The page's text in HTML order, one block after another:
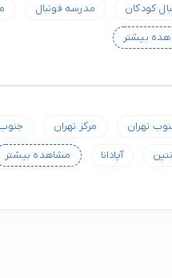
کودکان مدرسه فوتبال
بیشتر
تهران مرکز تهران
آپادانا مشاهده بیشتر